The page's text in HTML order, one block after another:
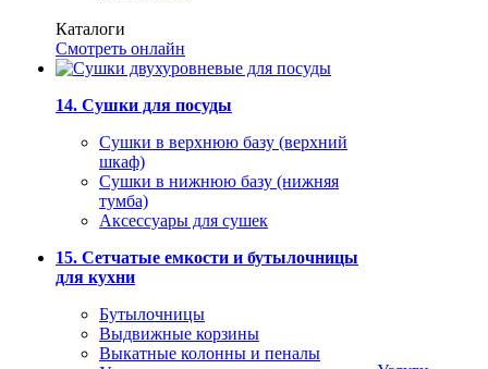
Каталоги
Смотреть онлайн
14. Сушки для посуды
Сушки в верхнюю базу (верхний
шкаф)
Сушки в нижнюю базу (нижняя
тумба)
Аксессуары для сушек
15. Сетчатые емкости и бутылочницы
для кухни
Бутылочницы
Выдвижные корзины
Выкатные колонны и пеналы